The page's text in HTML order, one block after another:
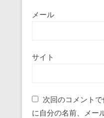
メール
サイト
次回のコメント
に自分の名前、メー